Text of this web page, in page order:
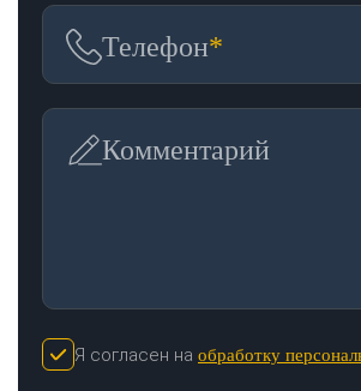
Строительство
Телефон*
Комментарий
Я согласен на обработку
ЗАКАЗАТЬ